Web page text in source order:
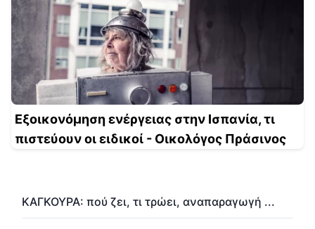
Εξοικονόμηση ενέργειας στην Ισπανία, τι
πιστεύουν οι ειδικοί - Οικολόγος Πράσινος
ΚΑΓΚΟΥΡΑ: πού ζει, τι τρώει, αναπαραγωγή ...